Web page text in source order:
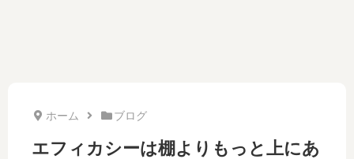
ホーム ブログ
エフィカシーは棚よりもっと上にあ